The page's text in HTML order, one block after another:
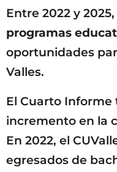
Entre 2022 y
programas
oportunidades
Valles.
El Cuarto
incremento en la
En 2022, el
egresados de